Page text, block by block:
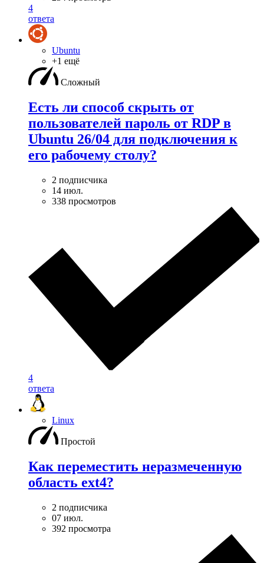
4
ответа
Ubuntu
+1 ещё
Сложный
Есть ли способ скрыть от
пользователей пароль от RDP в
Ubuntu 26/04 для подключения к
его рабочему столу?
2 подписчика
14 июл.
338 просмотров
4
ответа
Linux
Простой
Как переместить неразмеченную
область ext4?
2 подписчика
07 июл.
392 просмотра